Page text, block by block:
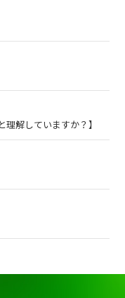
解していますか？】